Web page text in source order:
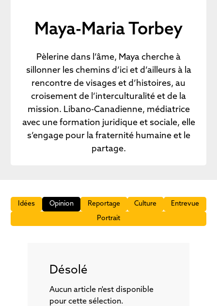
Maya-Maria Torbey
Pèlerine dans l’âme, Maya cherche à
sillonner les chemins d’ici et d’ailleurs à la
rencontre de visages et d’histoires, au
croisement de l’interculturalité et de la
mission. Libano-Canadienne, médiatrice
avec une formation juridique et sociale, elle
s’engage pour la fraternité humaine et le
partage.
Idées Opinion Reportage Culture
Entrevue
Portrait
Désolé
Aucun article n'est disponible
pour cette sélection.